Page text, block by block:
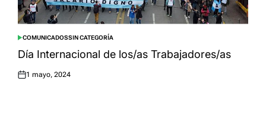
POSTED
IN
COMUNICADOSSIN CATEGORÍA
Día Internacional de los/as Trabajadores/as
Posted
1 mayo, 2024